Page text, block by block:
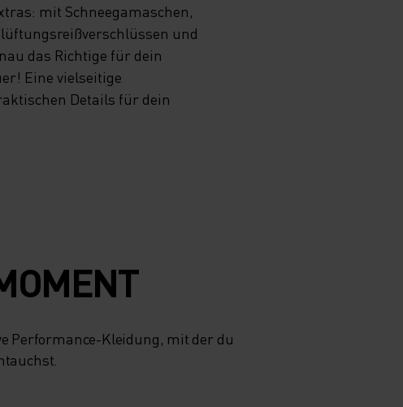
mit Schneegamaschen,
und
das Richtige für dein
Eine vielseitige
Details für dein
Performance-Kleidung, mit der du